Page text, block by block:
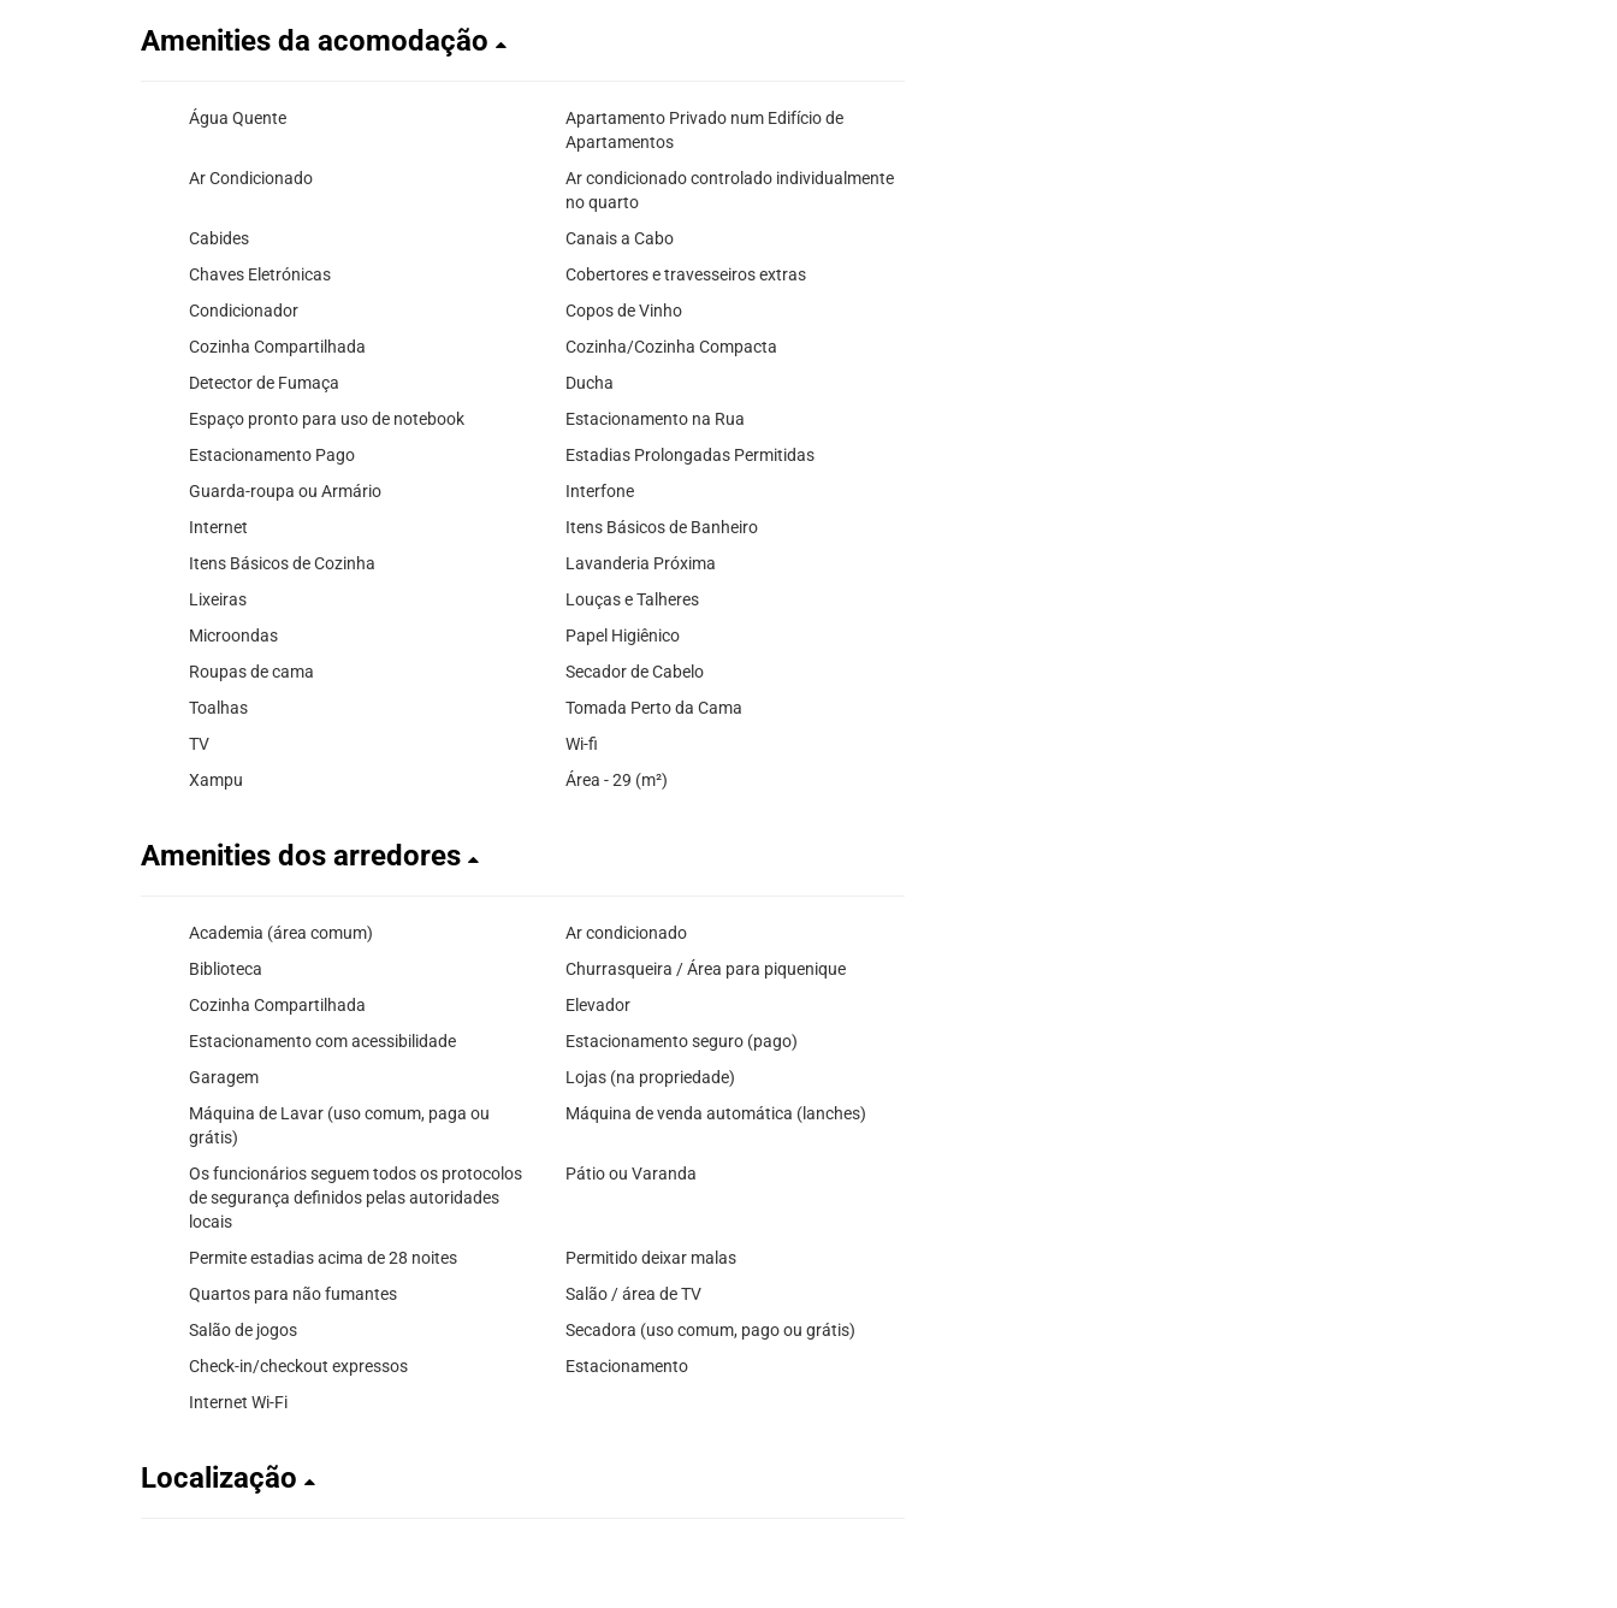
Amenities da acomodação
Água Quente
Apartamento Privado num Edifício de
Apartamentos
Ar Condicionado
Ar condicionado controlado individualmente
no quarto
Cabides
Canais a Cabo
Chaves Eletrónicas
Cobertores e travesseiros extras
Condicionador
Copos de Vinho
Cozinha Compartilhada
Cozinha/Cozinha Compacta
Detector de Fumaça
Ducha
Espaço pronto para uso de notebook
Estacionamento na Rua
Estacionamento Pago
Estadias Prolongadas Permitidas
Guarda-roupa ou Armário
Interfone
Internet
Itens Básicos de Banheiro
Itens Básicos de Cozinha
Lavanderia Próxima
Lixeiras
Louças e Talheres
Microondas
Papel Higiênico
Roupas de cama
Secador de Cabelo
Toalhas
Tomada Perto da Cama
TV
Wi-fi
Xampu
Área - 29 (m²)
Amenities dos arredores
Academia (área comum)
Ar condicionado
Biblioteca
Churrasqueira / Área para piquenique
Cozinha Compartilhada
Elevador
Estacionamento com acessibilidade
Estacionamento seguro (pago)
Garagem
Lojas (na propriedade)
Máquina de Lavar (uso comum, paga ou
grátis)
Máquina de venda automática (lanches)
Os funcionários seguem todos os protocolos
de segurança definidos pelas autoridades
locais
Pátio ou Varanda
Permite estadias acima de 28 noites
Permitido deixar malas
Quartos para não fumantes
Salão / área de TV
Salão de jogos
Secadora (uso comum, pago ou grátis)
Check-in/checkout expressos
Estacionamento
Internet Wi-Fi
Localização